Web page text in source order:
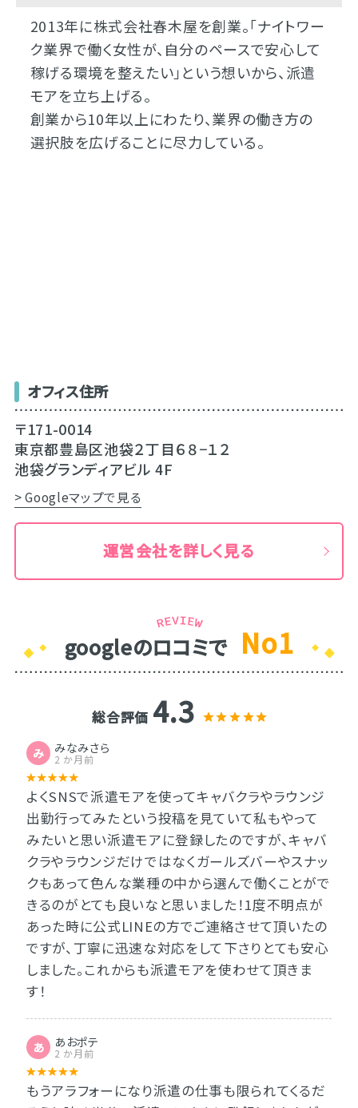
2013年に株式会社春木屋を創業。「ナイトワー
ク業界で働く女性が、自分のペースで安心して
稼げる環境を整えたい」という想いから、派遣
モアを立ち上げる。
創業から10年以上にわたり、業界の働き方の
選択肢を広げることに尽力している。
オフィス住所
〒171-0014
東京都豊島区池袋２丁目６８−１２
池袋グランディアビル 4F
> Googleマップで見る
運営会社を詳しく見る
googleのロコミで No1
総合評価 4.3
み みなみさら
2 か月前
よくSNSで派遣モアを使ってキャバクラやラウンジ
出勤行ってみたという投稿を見ていて私もやって
みたいと思い派遣モアに登録したのですが、キャバ
クラやラウンジだけではなくガールズバーやスナッ
クもあって色んな業種の中から選んで働くことがで
きるのがとても良いなと思いました！1度不明点が
あった時に公式LINEの方でご連絡させて頂いたの
ですが、丁寧に迅速な対応をして下さりとても安心
しました。これからも派遣モアを使わせて頂きま
す！
あ あおポテ
2 か月前
もうアラフォーになり派遣の仕事も限られてくるだ